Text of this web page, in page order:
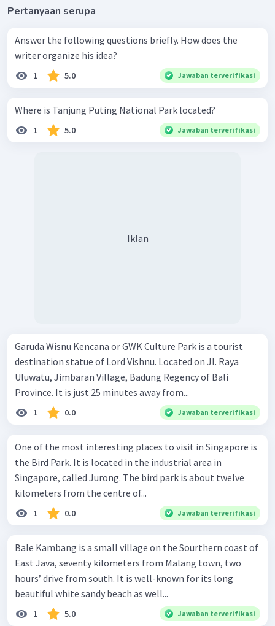
Pertanyaan serupa
Answer the following questions briefly. How does the
writer organize his idea?
1 5.0 Jawaban terverifikasi
Where is Tanjung Puting National Park located?
1 5.0 Jawaban terverifikasi
Iklan
Garuda Wisnu Kencana or GWK Culture Park is a tourist
destination statue of Lord Vishnu. Located on Jl. Raya
Uluwatu, Jimbaran Village, Badung Regency of Bali
Province. It is just 25 minutes away from...
1 0.0 Jawaban terverifikasi
One of the most interesting places to visit in Singapore is
the Bird Park. It is located in the industrial area in
Singapore, called Jurong. The bird park is about twelve
kilometers from the centre of...
1 0.0 Jawaban terverifikasi
Bale Kambang is a small village on the Sourthern coast of
East Java, seventy kilometers from Malang town, two
hours’ drive from south. It is well-known for its long
beautiful white sandy beach as well...
1 5.0 Jawaban terverifikasi